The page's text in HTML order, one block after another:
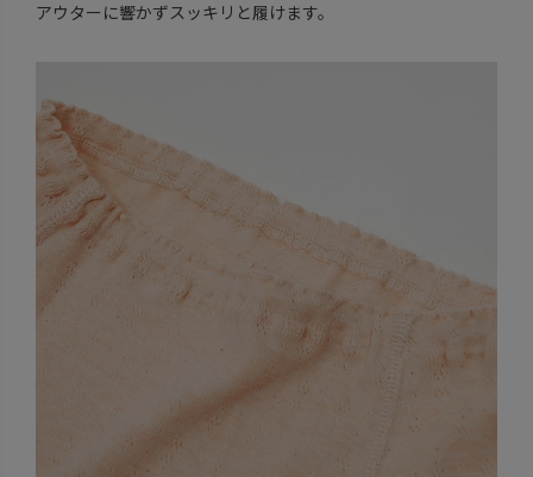
アウターに響かずスッキリと履けます。